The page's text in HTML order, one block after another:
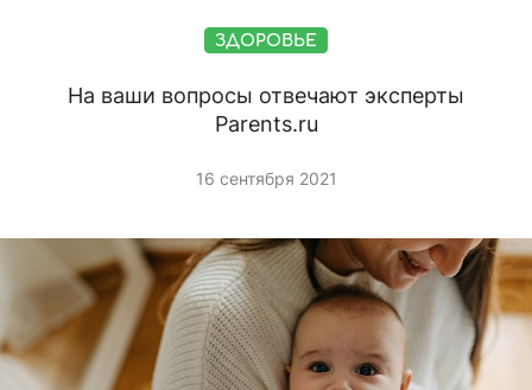
ЗДОРОВЬЕ
На ваши вопросы отвечают эксперты
Parents.ru
16 сентября 2021